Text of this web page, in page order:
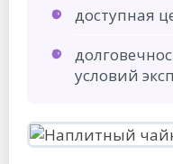
доступная
условий